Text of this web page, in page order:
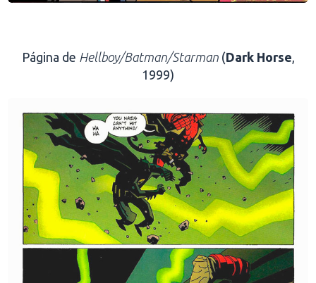
Página de Hellboy/Batman/Starman(Dark Horse,
1999)